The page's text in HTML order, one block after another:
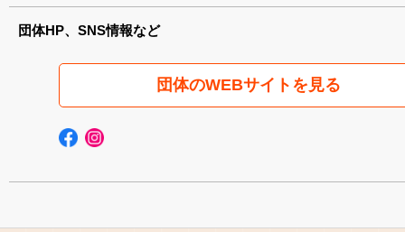
団体HP、SNS情報など
団体のWEBサイトを見る